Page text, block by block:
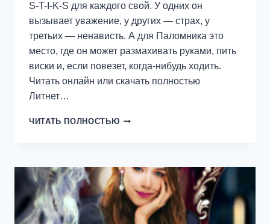
S-T-I-K-S для каждого свой. У одних он
вызывает уважение, у других — страх, у
третьих — ненависть. А для Паломника это
место, где он может размахивать руками, пить
виски и, если повезет, когда-нибудь ходить.
Читать онлайн или скачать полностью
Литнет…
ЧИТАТЬ ПОЛНОСТЬЮ S-
S.
ПАЛОМНИК.